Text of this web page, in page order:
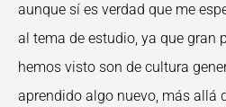
aunque sí es verdad que me
al tema de estudio, ya que gran
hemos visto son de cultura
aprendido algo nuevo, más allá